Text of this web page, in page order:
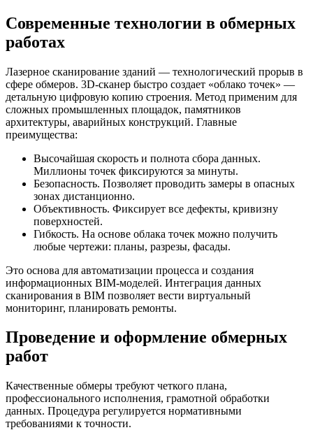
Современные технологии в обмерных
работах
Лазерное сканирование зданий — технологический прорыв в
сфере обмеров. 3D-сканер быстро создает «облако точек» —
детальную цифровую копию строения. Метод применим для
сложных промышленных площадок, памятников
архитектуры, аварийных конструкций. Главные
преимущества:
Высочайшая скорость и полнота сбора данных.
Миллионы точек фиксируются за минуты.
Безопасность. Позволяет проводить замеры в опасных
зонах дистанционно.
Объективность. Фиксирует все дефекты, кривизну
поверхностей.
Гибкость. На основе облака точек можно получить
любые чертежи: планы, разрезы, фасады.
Это основа для автоматизации процесса и создания
информационных BIM-моделей. Интеграция данных
сканирования в BIM позволяет вести виртуальный
мониторинг, планировать ремонты.
Проведение и оформление обмерных
работ
Качественные обмеры требуют четкого плана,
профессионального исполнения, грамотной обработки
данных. Процедура регулируется нормативными
требованиями к точности.